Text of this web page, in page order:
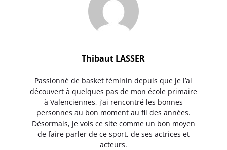
Thibaut LASSER
Passionné de basket féminin depuis que je l’ai
découvert à quelques pas de mon école primaire
à Valenciennes, j’ai rencontré les bonnes
personnes au bon moment au fil des années.
Désormais, je vois ce site comme un bon moyen
de faire parler de ce sport, de ses actrices et
acteurs.